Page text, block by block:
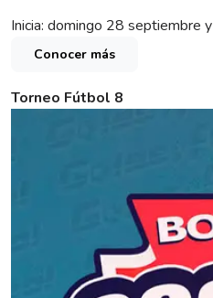
Inicia: domingo 28 septiembre
Conocer más
Torneo Fútbol 8